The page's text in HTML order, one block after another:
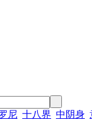
尼 十八界 中阴身